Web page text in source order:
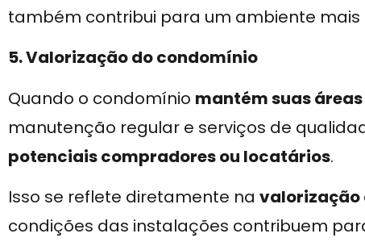
também contribui para um ambiente mais
5. Valorização do condomínio
Quando o condomínio mantém suas
manutenção regular e serviços de
potenciais compradores ou locatários.
Isso se reflete diretamente na valorização
condições das instalações contribuem